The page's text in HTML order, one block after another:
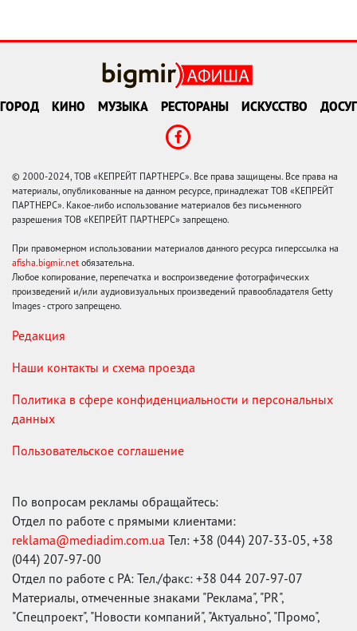
ГОРОД КИНО МУЗЫКА РЕСТОРАНЫ ИСКУССТВО ДОСУГ
© 2000-2024, ТОВ «КЕПРЕЙТ ПАРТНЕРС». Все права защищены. Все права на
материалы, опубликованные на данном ресурсе, принадлежат ТОВ «КЕПРЕЙТ
ПАРТНЕРС». Какое-либо использование материалов без письменного
разрешения ТОВ «КЕПРЕЙТ ПАРТНЕРС» запрещено.
При правомерном использовании материалов данного ресурса гиперссылка на
afisha.bigmir.net обязательна.
Любое копирование, перепечатка и воспроизведение фотографических
произведений и/или аудиовизуальных произведений правообладателя Getty
Images - строго запрещено.
Редакция
Наши контакты и схема проезда
Политика в сфере конфиденциальности и персональных
данных
Пользовательское соглашение
По вопросам рекламы обращайтесь:
Отдел по работе с прямыми клиентами:
reklama@mediadim.com.ua Тел: +38 (044) 207-33-05, +38
(044) 207-97-00
Отдел по работе с РА: Тел./факс: +38 044 207-97-07
Материалы, отмеченные знаками "Реклама", "PR",
"Спецпроект", "Новости компаний", "Актуально", "Промо",